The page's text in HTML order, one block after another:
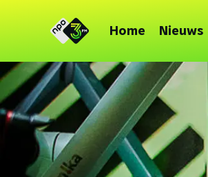
Home Nieuws